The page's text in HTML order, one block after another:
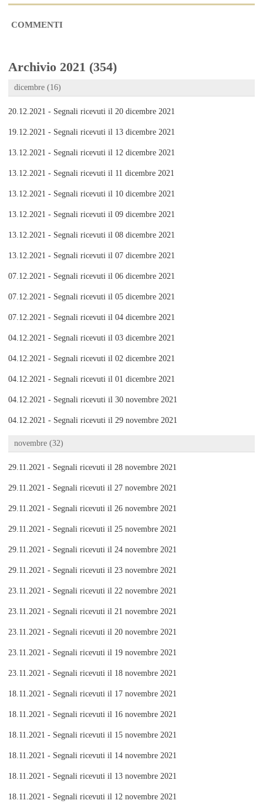
COMMENTI
Archivio 2021 (354)
dicembre (16)
20.12.2021 - Segnali ricevuti il 20 dicembre 2021
19.12.2021 - Segnali ricevuti il 13 dicembre 2021
13.12.2021 - Segnali ricevuti il 12 dicembre 2021
13.12.2021 - Segnali ricevuti il 11 dicembre 2021
13.12.2021 - Segnali ricevuti il 10 dicembre 2021
13.12.2021 - Segnali ricevuti il 09 dicembre 2021
13.12.2021 - Segnali ricevuti il 08 dicembre 2021
13.12.2021 - Segnali ricevuti il 07 dicembre 2021
07.12.2021 - Segnali ricevuti il 06 dicembre 2021
07.12.2021 - Segnali ricevuti il 05 dicembre 2021
07.12.2021 - Segnali ricevuti il 04 dicembre 2021
04.12.2021 - Segnali ricevuti il 03 dicembre 2021
04.12.2021 - Segnali ricevuti il 02 dicembre 2021
04.12.2021 - Segnali ricevuti il 01 dicembre 2021
04.12.2021 - Segnali ricevuti il 30 novembre 2021
04.12.2021 - Segnali ricevuti il 29 novembre 2021
novembre (32)
29.11.2021 - Segnali ricevuti il 28 novembre 2021
29.11.2021 - Segnali ricevuti il 27 novembre 2021
29.11.2021 - Segnali ricevuti il 26 novembre 2021
29.11.2021 - Segnali ricevuti il 25 novembre 2021
29.11.2021 - Segnali ricevuti il 24 novembre 2021
29.11.2021 - Segnali ricevuti il 23 novembre 2021
23.11.2021 - Segnali ricevuti il 22 novembre 2021
23.11.2021 - Segnali ricevuti il 21 novembre 2021
23.11.2021 - Segnali ricevuti il 20 novembre 2021
23.11.2021 - Segnali ricevuti il 19 novembre 2021
23.11.2021 - Segnali ricevuti il 18 novembre 2021
18.11.2021 - Segnali ricevuti il 17 novembre 2021
18.11.2021 - Segnali ricevuti il 16 novembre 2021
18.11.2021 - Segnali ricevuti il 15 novembre 2021
18.11.2021 - Segnali ricevuti il 14 novembre 2021
18.11.2021 - Segnali ricevuti il 13 novembre 2021
18.11.2021 - Segnali ricevuti il 12 novembre 2021